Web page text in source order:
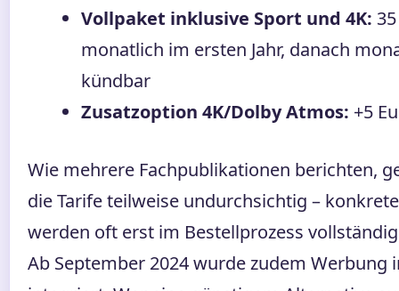
Vollpaket inklusive Sport und 4K:
monatlich im ersten Jahr, danach
kündbar
Zusatzoption 4K/Dolby Atmos: +5
Wie mehrere Fachpublikationen berichten,
die Tarife teilweise undurchsichtig –
werden oft erst im Bestellprozess
Ab September 2024 wurde zudem Werbung